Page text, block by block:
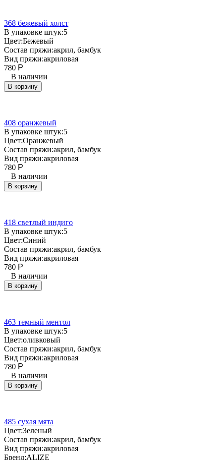
368 бежевый холст
В упаковке штук:5
Цвет:Бежевый
Состав пряжи:акрил, бамбук
Вид пряжи:акриловая
780 Р
В наличии
В корзину
408 оранжевый
В упаковке штук:5
Цвет:Оранжевый
Состав пряжи:акрил, бамбук
Вид пряжи:акриловая
780 Р
В наличии
В корзину
418 светлый индиго
В упаковке штук:5
Цвет:Синий
Состав пряжи:акрил, бамбук
Вид пряжи:акриловая
780 Р
В наличии
В корзину
463 темный ментол
В упаковке штук:5
Цвет:оливковый
Состав пряжи:акрил, бамбук
Вид пряжи:акриловая
780 Р
В наличии
В корзину
485 сухая мята
Цвет:Зеленый
Состав пряжи:акрил, бамбук
Вид пряжи:акриловая
Бренд:ALIZE